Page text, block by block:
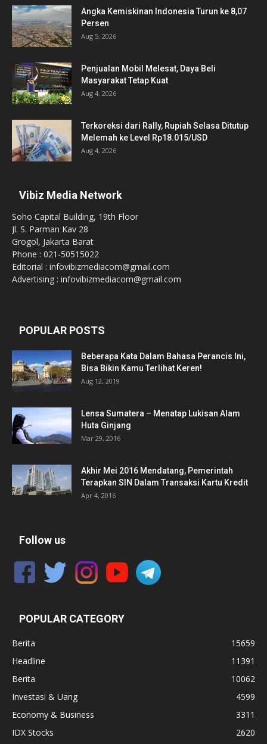
Angka Kemiskinan Indonesia Turun ke 8,07
Persen
Aug 5, 2026
Penjualan Mobil Melesat, Daya Beli
Masyarakat Tetap Kuat
Aug 4, 2026
Terkoreksi dari Rally, Rupiah Selasa Ditutup
Melemah ke Level Rp18.015/USD
Aug 4, 2026
Vibiz Media Network
Soho Capital Building, 19th Floor
Jl. S. Parman Kav 28
Grogol, Jakarta Barat
Phone : 021-50515022
Editorial : infovibizmediacom@gmail.com
Advertising : infovibizmediacom@gmail.com
POPULAR POSTS
Beberapa Kata Dalam Bahasa Perancis Ini,
Bisa Bikin Kamu Terlihat Keren!
Aug 12, 2019
Lensa Sumatera – Menatap Lukisan Alam
Huta Ginjang
Mar 29, 2016
Akhir Mei 2016 Mendatang, Pemerintah
Terapkan SIN Dalam Transaksi Kartu Kredit
Apr 4, 2016
Follow us
POPULAR CATEGORY
Berita
15659
Headline
11391
Berita
10062
Investasi & Uang
4599
Economy & Business
3311
IDX Stocks
2620